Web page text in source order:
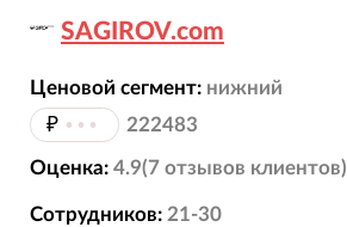
SAGIROV.com
Ценовой сегмент: нижний
₽ ••• 222483
Оценка: 4.9(7 отзывов клиентов)
Сотрудников: 21-30